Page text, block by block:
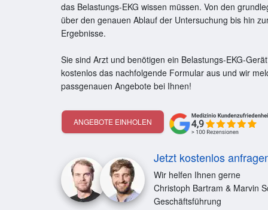
das Belastungs-EKG wissen müssen. Von den
über den genauen Ablauf der Untersuchung bis hin
Ergebnisse.
Sie sind Arzt und benötigen ein Belastungs-EKG-
kostenlos das nachfolgende Formular aus und wir
passgenauen Angebote bei Ihnen!
ANGEBOTE EINHOLEN
Jetzt kostenlos
Wir helfen Ihnen gerne
Christoph Bartram & Marvin
Geschäftsführung